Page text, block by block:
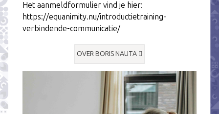
Het aanmeldformulier vind je hier:
https://equanimity.nu/introductietraining-
verbindende-communicatie/
OVER BORIS NAUTA